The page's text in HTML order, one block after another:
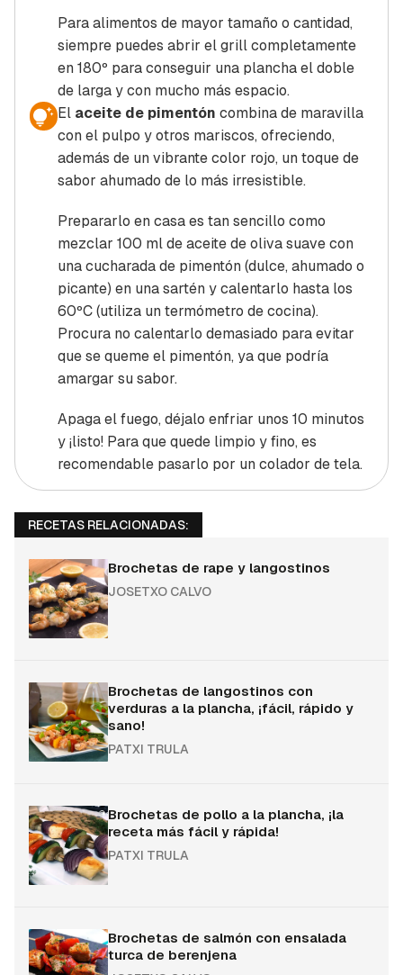
Para alimentos de mayor tamaño o cantidad,
siempre puedes abrir el grill completamente
en 180º para conseguir una plancha el doble
de larga y con mucho más espacio.
El aceite de pimentón combina de maravilla
con el pulpo y otros mariscos, ofreciendo,
además de un vibrante color rojo, un toque de
sabor ahumado de lo más irresistible.
Prepararlo en casa es tan sencillo como
mezclar 100 ml de aceite de oliva suave con
una cucharada de pimentón (dulce, ahumado o
picante) en una sartén y calentarlo hasta los
60ºC (utiliza un termómetro de cocina).
Procura no calentarlo demasiado para evitar
que se queme el pimentón, ya que podría
amargar su sabor.
Apaga el fuego, déjalo enfriar unos 10 minutos
y ¡listo! Para que quede limpio y fino, es
recomendable pasarlo por un colador de tela.
RECETAS RELACIONADAS:
Brochetas de rape y langostinos
JOSETXO CALVO
Brochetas de langostinos con
verduras a la plancha, ¡fácil, rápido y
sano!
PATXI TRULA
Brochetas de pollo a la plancha, ¡la
receta más fácil y rápida!
PATXI TRULA
Brochetas de salmón con ensalada
turca de berenjena